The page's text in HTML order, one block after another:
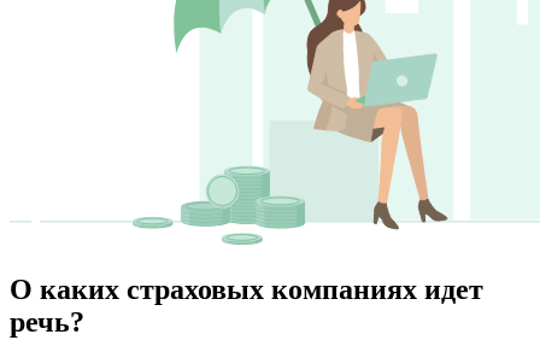
О каких страховых компаниях идет
речь?